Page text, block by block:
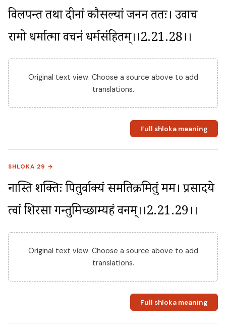
विलपन्तीं तथा दीनां कौसल्यां जननीं ततः। उवाच
रामो धर्मात्मा वचनं धर्मसंहितम्।।2.21.28।।
Original text view. Choose a source above to add
translations.
Full shloka meaning
SHLOKA 29 →
नास्ति शक्तिः पितुर्वाक्यं समतिक्रमितुं मम। प्रसादये
त्वां शिरसा गन्तुमिच्छाम्यहं वनम्।।2.21.29।।
Original text view. Choose a source above to add
translations.
Full shloka meaning